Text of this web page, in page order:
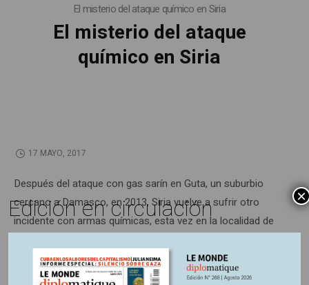
El misterio del ataque químico en Siria
El misterio del ataque
químico en Siria
17 MAYO, 2017
Después del ataque con gas sarín en Guta, un suburbio
cercano a Damasco, en 2013, Siria vuelve a sufrir otro
incidente con armas químicas, esta vez en la localidad de
organizaciones reconocidas a nivel internacional, aún no se
sabe quiénes son los responsables.
Edición en circulación ×